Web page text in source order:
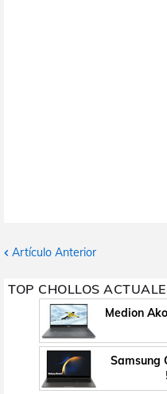
Artículo Anterior
TOP CHOLLOS
Medion
Samsung